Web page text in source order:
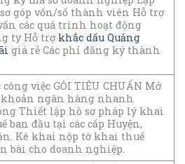
góp vốn/số thành viên Hỗ trợ
các quá trình hoạt động
ty Hỗ trợ khắc dấu Quảng
giá rẻ Các phí đăng ký thành
công việc GỎI TIÊU CHUẨN Mở
ngân hàng nhanh
Thiết lập hồ sơ pháp lý khai
ban đầu tại các cấp Huyện,
Kê khai nộp tờ khai thuế
bài cho doanh nghiệp.